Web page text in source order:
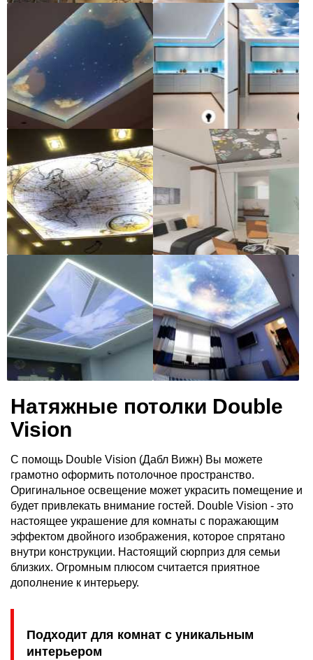
Натяжные потолки Double
Vision
С помощь Double Vision (Дабл Вижн) Вы можете
грамотно оформить потолочное пространство.
Оригинальное освещение может украсить помещение и
будет привлекать внимание гостей. Double Vision - это
настоящее украшение для комнаты с поражающим
эффектом двойного изображения, которое спрятано
внутри конструкции. Настоящий сюрприз для семьи
близких. Огромным плюсом считается приятное
дополнение к интерьеру.
Подходит для комнат с уникальным
интерьером